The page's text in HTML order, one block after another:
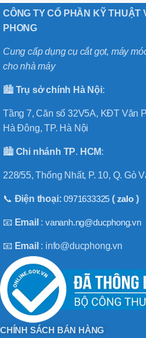
CÔNG TY CỔ PHẦN KỸ THUẬT
PHONG
Cung cấp dụng cụ cắt gọt, máy
cho nhà máy
🏙️ Trụ sở chính Hà Nội:
Tầng 7, Căn số 32V5A, KĐT Văn
Hà Đông, TP. Hà Nội
🏙️ Chi nhánh TP. HCM:
228/55, Thống Nhất, P. 10, Q. Gò
📞 Điện thoại:0971633325 ( zalo)
📧 Email :vananh.ng@ducphong.vn
📧 Email : info@ducphong.vn
CHÍNH SÁCH BÁN HÀNG